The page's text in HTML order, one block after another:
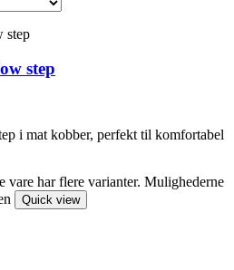
step
i mat kobber, perfekt til komfortabel
vare har flere varianter. Mulighederne
Quick view